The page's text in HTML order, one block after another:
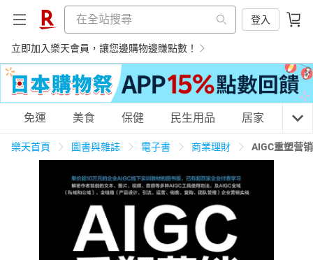
登入
立即加入樂天會員，讓您邊購物邊賺點數！
購物網分類
美食蛋糕 養生保健
3C家電 運動休閒
免運 美食 保健 民生用品 居家 3C
樂天首頁 圖書與雜誌 電子書 商業理財 AIGC重塑营